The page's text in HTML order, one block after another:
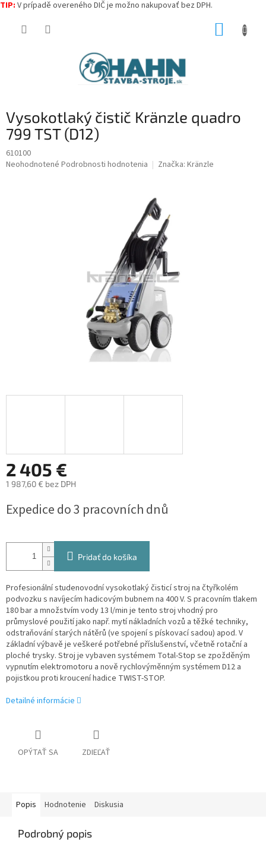
TIP: V prípadě overeného DIČ je možno nakupovať bez DPH.
Vysokotlaký čistič Kränzle quadro
799 TST (D12)
610100
Priemerné
Neohodnotené Podrobnosti hodnotenia Značka: Kränzle
2 405 €
1 987,60 € bez DPH
cena:
Expedice do 3 pracovních dnů
Pridať do košíka
Profesionální studenovodní vysokotlaký čisticí stroj na čtyřkolém
podvozku s navíjecím hadicovým bubnem na 400 V. S pracovním tlakem
180 bar a množstvím vody 13 l/min je tento stroj vhodný pro
průmyslové použití jako např. mytí nákladních vozů a těžké techniky,
odstraňování starých nátěrů (ve spojení s pískovací sadou) apod. V
základní výbavě je veškeré potřebné příslušenství, včetně rotační a
ploché trysky. Stroj je vybaven systémem Total-Stop se zpožděným
vypnutím elektromotoru a nově rychlovýměnným systémem D12 a
pojistkou proti kroucení hadice TWIST-STOP.
Detailné informácie
OPÝTAŤ SA ZDIEĽAŤ
Popis Hodnotenie Diskusia
Podrobný popis